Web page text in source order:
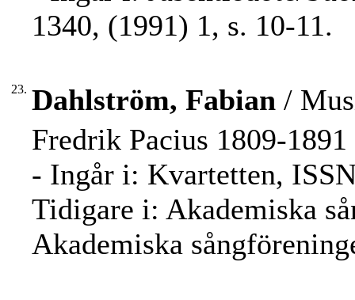
1340, (1991) 1, s. 10-11.
23. Dahlström, Fabian /
Fredrik Pacius 1809-
- Ingår i: Kvartetten,
Tidigare i: Akademiska
Akademiska